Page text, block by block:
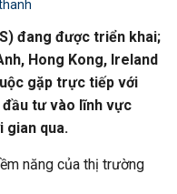
đang được triển khai;
Hong Kong, Ireland
gặp trực tiếp với
tư vào lĩnh vực
gian qua.
năng của thị trường